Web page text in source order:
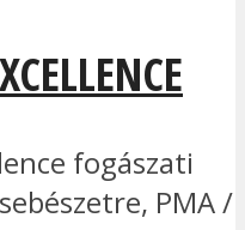
fogászati
PMA /